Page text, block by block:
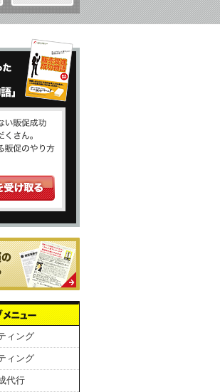
ィング
ィング
代行